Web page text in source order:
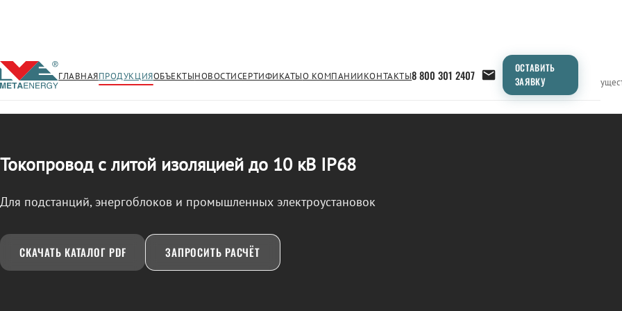
ГЛАВНАЯПРОДУКЦИЯОБЪЕКТЫНОВОСТИСЕРТИФИКАТЫО КОМПАНИИКОНТАКТЫ8 800 301 2407
ОСТАВИТЬ
ЗАЯВКУ
← Продукция/ТОКОПРОВОД Применение Продукция ТипоразмерыСравнение
Токопровод с литой изоляцией до 10 кВ IP68
Для подстанций, энергоблоков и промышленных электроустановок
СКАЧАТЬ КАТАЛОГ PDF ЗАПРОСИТЬ РАСЧЁТ